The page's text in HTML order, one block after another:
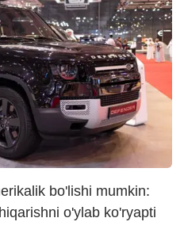
bo'lishi mumkin:
o'ylab ko'ryapti